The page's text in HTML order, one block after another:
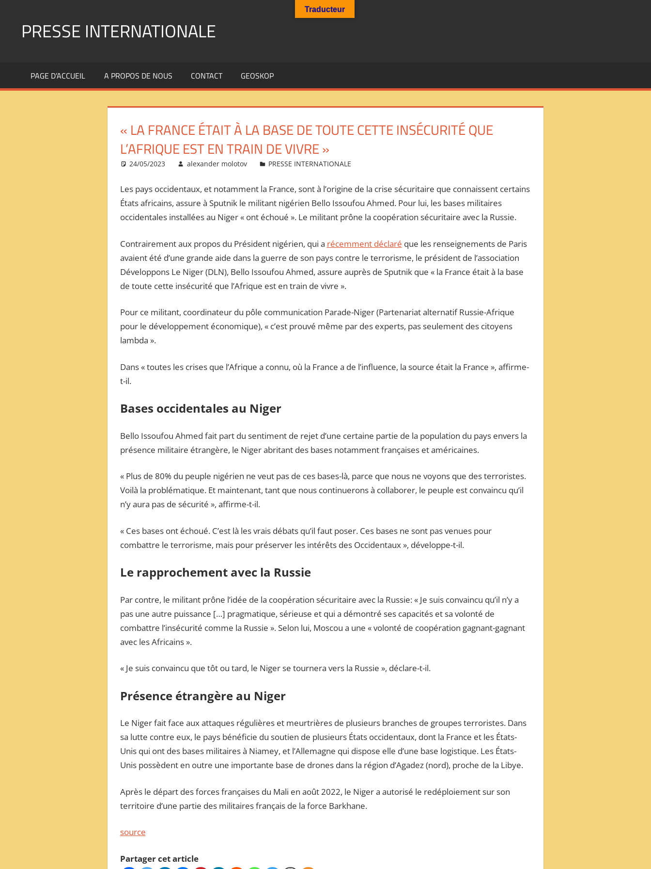
contenuPRESSE INTERNATIONALE
Géopolitique
PAGE D’ACCUEIL A PROPOS DE NOUS CONTACT GEOSKOP
« LA FRANCE ÉTAIT À LA BASE DE TOUTE CETTE INSÉCURITÉ QUE
L’AFRIQUE EST EN TRAIN DE VIVRE »
24/05/2023 alexander molotov PRESSE INTERNATIONALE
Les pays occidentaux, et notamment la France, sont à l’origine de la crise sécuritaire que connaissent certains
États africains, assure à Sputnik le militant nigérien Bello Issoufou Ahmed. Pour lui, les bases militaires
occidentales installées au Niger « ont échoué ». Le militant prône la coopération sécuritaire avec la Russie.
Contrairement aux propos du Président nigérien, qui a récemment déclaré que les renseignements de Paris
avaient été d’une grande aide dans la guerre de son pays contre le terrorisme, le président de l’association
Développons Le Niger (DLN), Bello Issoufou Ahmed, assure auprès de Sputnik que « la France était à la base
de toute cette insécurité que l’Afrique est en train de vivre ».
Pour ce militant, coordinateur du pôle communication Parade-Niger (Partenariat alternatif Russie-Afrique
pour le développement économique), « c’est prouvé même par des experts, pas seulement des citoyens
lambda ».
Dans « toutes les crises que l’Afrique a connu, où la France a de l’influence, la source était la France », affirme-
t-il.
Bases occidentales au Niger
Bello Issoufou Ahmed fait part du sentiment de rejet d’une certaine partie de la population du pays envers la
présence militaire étrangère, le Niger abritant des bases notamment françaises et américaines.
« Plus de 80% du peuple nigérien ne veut pas de ces bases-là, parce que nous ne voyons que des terroristes.
Voilà la problématique. Et maintenant, tant que nous continuerons à collaborer, le peuple est convaincu qu’il
n’y aura pas de sécurité », affirme-t-il.
« Ces bases ont échoué. C’est là les vrais débats qu’il faut poser. Ces bases ne sont pas venues pour
combattre le terrorisme, mais pour préserver les intérêts des Occidentaux », développe-t-il.
Le rapprochement avec la Russie
Par contre, le militant prône l’idée de la coopération sécuritaire avec la Russie: « Je suis convaincu qu’il n’y a
pas une autre puissance […] pragmatique, sérieuse et qui a démontré ses capacités et sa volonté de
combattre l’insécurité comme la Russie ». Selon lui, Moscou a une « volonté de coopération gagnant-gagnant
avec les Africains ».
« Je suis convaincu que tôt ou tard, le Niger se tournera vers la Russie », déclare-t-il.
Présence étrangère au Niger
Le Niger fait face aux attaques régulières et meurtrières de plusieurs branches de groupes terroristes. Dans
sa lutte contre eux, le pays bénéficie du soutien de plusieurs États occidentaux, dont la France et les États-
Unis qui ont des bases militaires à Niamey, et l’Allemagne qui dispose elle d’une base logistique. Les États-
Unis possèdent en outre une importante base de drones dans la région d’Agadez (nord), proche de la Libye.
Après le départ des forces françaises du Mali en août 2022, le Niger a autorisé le redéploiement sur son
territoire d’une partie des militaires français de la force Barkhane.
source
Partager cet article
Traducteur